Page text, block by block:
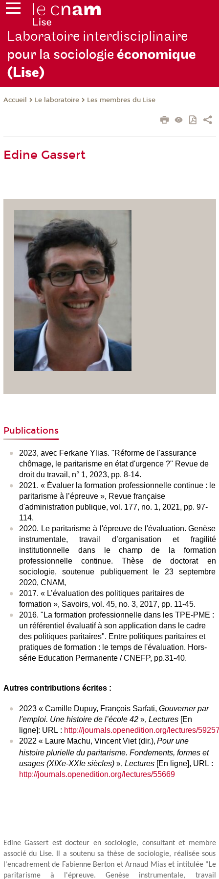
Laboratoire interdisciplinaire
pour la sociologieéconomique
(Lise)
Accueil Le laboratoire Les membres du Lise
Edine Gassert
Publications
2023, avec Ferkane Ylias. "Réforme de l'assurance
chômage, le paritarisme en état d'urgence ?" Revue de
droit du travail , n° 1, 2023, pp. 8-14.
2021. « Évaluer la formation professionnelle continue : le
paritarisme à l’épreuve », Revue française
d'administration publique, vol. 177, no. 1, 2021, pp. 97-
114.
2020. Le paritarisme à l'épreuve de l'évaluation. Genèse
instrumentale, travail d’organisation et fragilité
institutionnelle dans le champ de la formation
professionnelle continue. Thèse de doctorat en
sociologie, soutenue publiquement le 23 septembre
2020, CNAM,
2017. « L’évaluation des politiques paritaires de
formation », Savoirs, vol. 45, no. 3, 2017, pp. 11-45.
2016. "La formation professionnelle dans les TPE-PME :
un référentiel évaluatif à son application dans le cadre
des politiques paritaires". Entre politiques paritaires et
pratiques de formation : le temps de l'évaluation. Hors-
série Education Permanente / CNEFP, pp.31-40.
Autres contributions écrites :
2023 « Camille Dupuy, François Sarfati, Gouverner par
l'emploi. Une histoire de l’école 42 », Lectures [En
ligne]: URL : http://journals.openedition.org/lectures/
2022 « Laure Machu, Vincent Viet (dir.), Pour une
histoire plurielle du paritarisme. Fondements, formes et
usages (XIXe-XXIe siècles) », Lectures [En ligne], URL :
http://journals.openedition.org/lectures/55669
Edine Gassert est docteur en sociologie, consultant et membre
associé du Lise. Il a soutenu sa thèse de sociologie, réalisée sous
l'encadrement de Fabienne Berton et Arnaud Mias et intitulée "Le
paritarisme à l'épreuve. Genèse instrumentale, travail